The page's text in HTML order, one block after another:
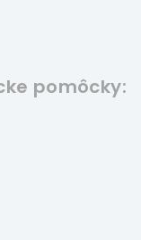
pomôcky: